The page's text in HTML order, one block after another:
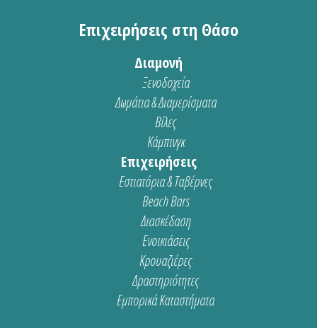
Επιχειρήσεις στη Θάσο
Διαμονή
Ξενοδοχεία
Δωμάτια & Διαμερίσματα
Βίλες
Κάμπινγκ
Επιχειρήσεις
Εστιατόρια & Ταβέρνες
Beach Bars
Διασκέδαση
Ενοικιάσεις
Κρουαζιέρες
Δραστηριότητες
Εμπορικά Καταστήματα